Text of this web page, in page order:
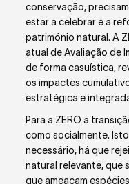
conservação,
estar a celebrar e a
património natural. A
atual de Avaliação de
de forma casuística,
os impactes
estratégica e
Para a ZERO a
como socialmente.
necessário, há que
natural relevante, que
que ameaçam